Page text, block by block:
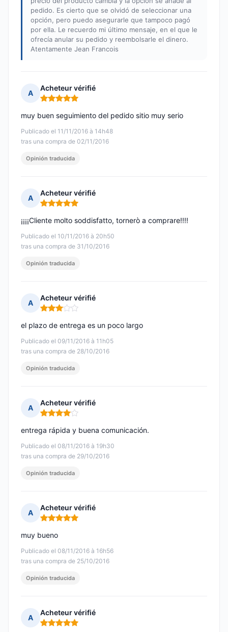
pedido. Es cierto que se olvidó de seleccionar una
opción, pero puedo asegurarle que tampoco pagó
por ella. Le recuerdo mi último mensaje, en el que le
ofrecía anular su pedido y reembolsarle el dinero.
Atentamente Jean Francois
A
Acheteur vérifié
Nota: 5 de 5
Publicado el 11/11/2016 à 14h48
tras una compra de 02/11/2016
muy buen seguimiento del pedido sitio muy serio
Opinión traducida
A
Acheteur vérifié
Nota: 5 de 5
Publicado el 10/11/2016 à 20h50
tras una compra de 31/10/2016
¡¡¡¡Cliente molto soddisfatto, tornerò a comprare!!!!
Opinión traducida
A
Acheteur vérifié
Nota: 3 de 5
Publicado el 09/11/2016 à 11h05
tras una compra de 28/10/2016
el plazo de entrega es un poco largo
Opinión traducida
A
Acheteur vérifié
Nota: 4 de 5
Publicado el 08/11/2016 à 19h30
tras una compra de 29/10/2016
entrega rápida y buena comunicación.
Opinión traducida
A
Acheteur vérifié
Nota: 5 de 5
Publicado el 08/11/2016 à 16h56
tras una compra de 25/10/2016
muy bueno
Opinión traducida
A
Acheteur vérifié
Nota: 5 de 5